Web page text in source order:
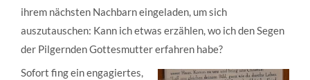
ihrem nächsten Nachbarn eingeladen, um sich
auszutauschen: Kann ich etwas erzählen, wo ich den Segen
der Pilgernden Gottesmutter erfahren habe?
Sofort fing ein engagiertes,